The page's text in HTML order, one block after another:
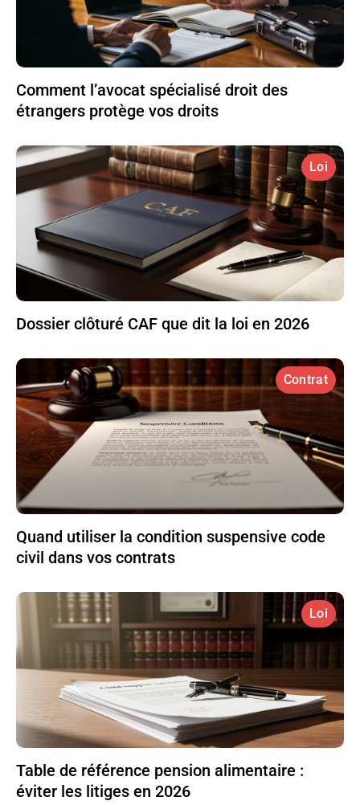
Comment l’avocat spécialisé droit des
étrangers protège vos droits
Loi
Dossier clôturé CAF que dit la loi en 2026
Contrat
Quand utiliser la condition suspensive code
civil dans vos contrats
Loi
Table de référence pension alimentaire :
éviter les litiges en 2026